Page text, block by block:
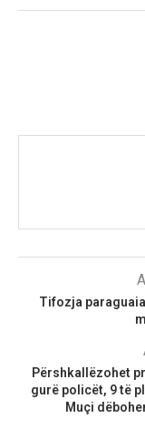
Tifozja
Përshkallëzohet
gurë policët, 9 të
Muçi